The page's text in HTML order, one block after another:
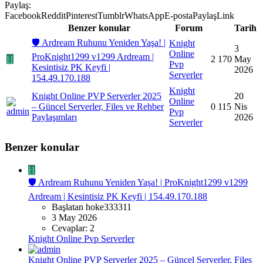
Paylaş:
FacebookRedditPinterestTumblrWhatsAppE-postaPaylaşLink
Benzer konular
Forum Tarih
H
🛡️ Ardream Ruhunu Yeniden Yaşa! |
ProKnight1299 v1299 Ardream |
Kesintisiz PK Keyfi |
154.49.170.188
Knight
Online
Pvp
Serverler
2 170
3
May
2026
Knight Online PVP Serverler 2025
– Güncel Serverler, Files ve Rehber
Paylaşımları
Knight
Online
Pvp
Serverler
0 115
20
Nis
2026
Benzer konular
H
🛡️ Ardream Ruhunu Yeniden Yaşa! | ProKnight1299 v1299
Ardream | Kesintisiz PK Keyfi | 154.49.170.188
Başlatan hoke333311
3 May 2026
Cevaplar: 2
Knight Online Pvp Serverler
Knight Online PVP Serverler 2025 – Güncel Serverler, Files